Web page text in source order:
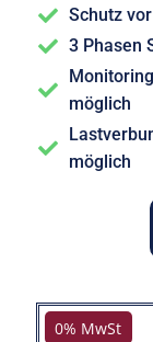
Schutz
3 Phasen
möglich
möglich
0% MwSt